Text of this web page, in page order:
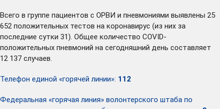
Всего в группе пациентов с ОРВИ и пневмониями выявлены 25
652 положительных тестов на коронавирус (из них за
последние сутки 31). Общее количество COVID-
положительных пневмоний на сегодняшний день составляет
12 137 случаев.
Телефон единой «горячей линии»: 112
Федеральная «горячая линия» волонтерского штаба по